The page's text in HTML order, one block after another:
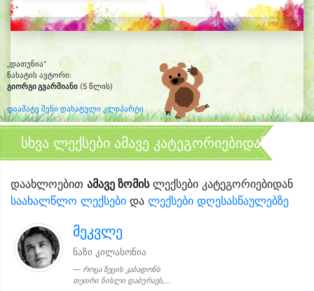
„დათუნია“
ნახატის ავტორი:
გიორგი გვარმიანი (5 წლის)
დაამატე შენი დახატული კლიპარტი
სხვა ლექსები ამავე კატეგორიებიდან
დაახლოებით ამავე ზომისლექსები კატეგორიებიდან
საახალწლო ლექსები და ლექსები დღესასწაულებზე
მეკვლე
ნაზი კილასონია
როცა ზეცის კაბადონს
თეთრი ნისლი დაბურავს,...